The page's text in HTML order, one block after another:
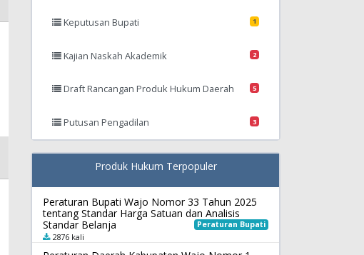
Keputusan Bupati 1
Kajian Naskah Akademik 2
Draft Rancangan Produk Hukum Daerah 5
Putusan Pengadilan 3
Produk Hukum Terpopuler
Peraturan Bupati Wajo Nomor 33 Tahun 2025
tentang Standar Harga Satuan dan Analisis
Standar Belanja
Peraturan Bupati
2876 kali